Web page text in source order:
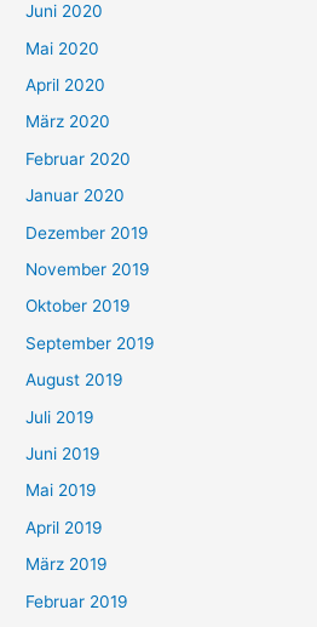
Juni 2020
Mai 2020
April 2020
März 2020
Februar 2020
Januar 2020
Dezember 2019
November 2019
Oktober 2019
September 2019
August 2019
Juli 2019
Juni 2019
Mai 2019
April 2019
März 2019
Februar 2019